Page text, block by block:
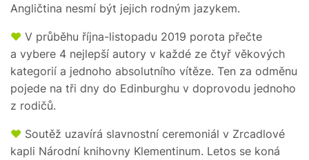
Angličtina nesmí být jejich rodným jazykem.
♥ V průběhu října-listopadu 2019 porota přečte
a vybere 4 nejlepší autory v každé ze čtyř věkových
kategorií a jednoho absolutního vítěze. Ten za odměnu
pojede na tři dny do Edinburghu v doprovodu jednoho
z rodičů.
♥ Soutěž uzavírá slavnostní ceremoniál v Zrcadlové
kapli Národní knihovny Klementinum. Letos se koná